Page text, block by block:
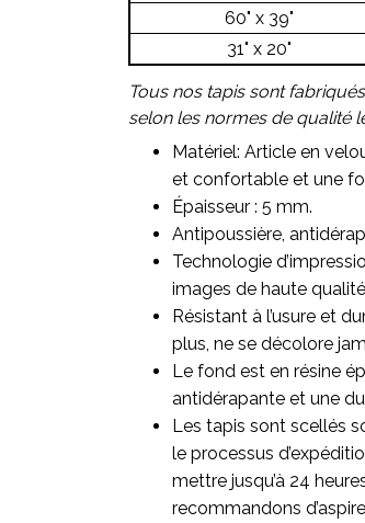
60" x 39"
31" x 20"
Tous nos tapis sont
selon les normes de qualité
Matériel: Article en
et confortable et une
Épaisseur : 5 mm.
Antipoussière,
Technologie
images de haute
Résistant à l’usure et
plus, ne se décolore
Le fond est en résine
antidérapante et une
Les tapis sont scellés
le processus
mettre jusqu’à 24
recommandons